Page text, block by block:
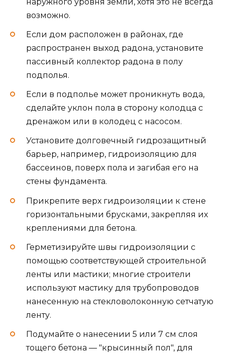
возможно.
Если дом расположен в районах, где
распространен выход радона, установите
пассивный коллектор радона в полу
подполья.
Если в подполье может проникнуть вода,
сделайте уклон пола в сторону колодца с
дренажом или в колодец с насосом.
Установите долговечный гидрозащитный
барьер, например, гидроизоляцию для
бассеинов, поверх пола и загибая его на
стены фундамента.
Прикрепите верх гидроизоляции к стене
горизонтальными брусками, закрепляя их
креплениями для бетона.
Герметизируйте швы гидроизоляции с
помощью соответствующей строительной
ленты или мастики; многие строители
используют мастику для трубопроводов
нанесенную на стекловолоконную сетчатую
ленту.
Подумайте о нанесении 5 или 7 см слоя
тощего бетона — "крысинный пол", для